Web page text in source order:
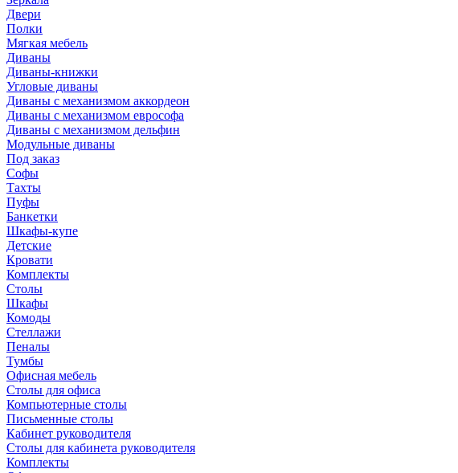
Двери
Полки
Мягкая мебель
Диваны
Диваны-книжки
Угловые диваны
Диваны с механизмом аккордеон
Диваны с механизмом еврософа
Диваны с механизмом дельфин
Модульные диваны
Под заказ
Софы
Тахты
Пуфы
Банкетки
Шкафы-купе
Детские
Кровати
Комплекты
Столы
Шкафы
Комоды
Стеллажи
Пеналы
Тумбы
Офисная мебель
Столы для офиса
Компьютерные столы
Письменные столы
Кабинет руководителя
Столы для кабинета руководителя
Комплекты